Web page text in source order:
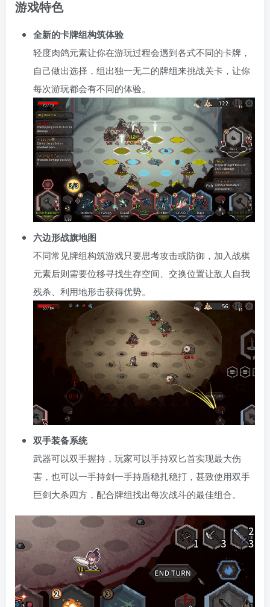
游戏特色
全新的卡牌组构筑体验
轻度肉鸽元素让你在游玩过程会遇到各式不同的卡牌，
自己做出选择，组出独一无二的牌组来挑战关卡，让你
每次游玩都会有不同的体验。
六边形战旗地图
不同常见牌组构筑游戏只要思考攻击或防御，加入战棋
元素后则需要位移寻找生存空间、交换位置让敌人自我
残杀、利用地形击获得优势。
双手装备系统
武器可以双手握持，玩家可以手持双匕首实现最大伤
害，也可以一手持剑一手持盾稳扎稳打，甚致使用双手
巨剑大杀四方，配合牌组找出每次战斗的最佳组合。